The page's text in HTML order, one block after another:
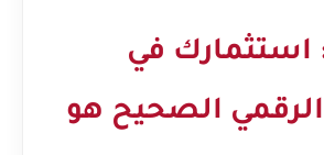
استثمارك في
الصحيح هو